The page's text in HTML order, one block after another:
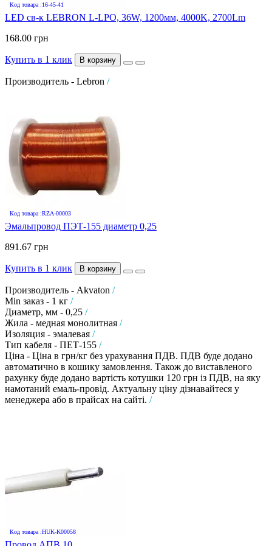
Код товара :16-45-41
LED св-к LEBRON L-LPO, 36W, 1200мм, 4000K, 2700Lm
168.00 грн
Купить в 1 клик В корзину
Производитель - Lebron /
Код товара :RZA-00003
Эмальпровод ПЭТ-155 диаметр 0,25
891.67 грн
Купить в 1 клик В корзину
Производитель - Akvaton /
Min заказ - 1 кг /
Диаметр, мм - 0,25 /
Жила - медная монолитная /
Изоляция - эмалевая /
Тип кабеля - ПЕТ-155 /
Ціна - Ціна в грн/кг без урахування ПДВ. ПДВ буде додано
автоматично в кошику замовлення. Також до виставленого
рахунку буде додано вартість котушки 120 грн із ПДВ, на яку
намотаний емаль-провід. Актуальну ціну дізнавайтеся у
менеджера або в прайсах на сайті. /
Код товара :HUK-K00058